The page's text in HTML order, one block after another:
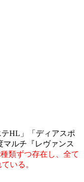
テHL」「ディアスポ
ルチ『レヴァンス
類ずつ存在し、全て
いる。